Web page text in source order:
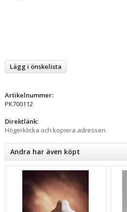
Lägg i önskelista
Artikelnummer:
PK700112
Direktlänk:
Högerklicka och kopiera adressen
Andra har även köpt